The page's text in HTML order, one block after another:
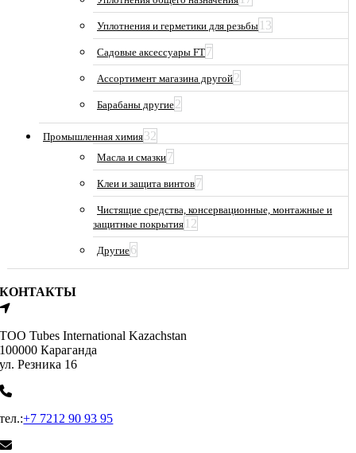
Уплотнения и герметики для резьбы 13
Садовые аксессуары FT7
Ассортимент магазина другой2
Барабаны другие2
Промышленная химия32
Масла и смазки7
Клеи и защита винтов7
Чистящие средства, консервационные, монтажные и
защитные покрытия 12
Другие6
КОНТАКТЫ
ТОО Tubes International Kazachstan
100000 Караганда
ул. Резника 16
тел.:+7 7212 90 93 95